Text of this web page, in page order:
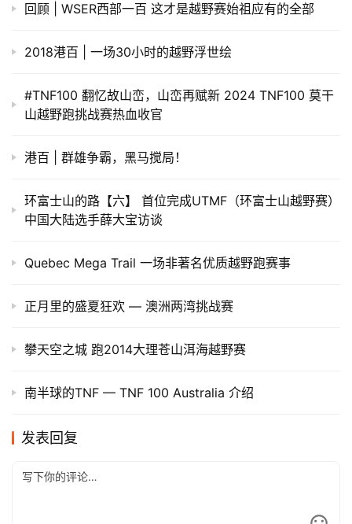
回顾 | WSER西部一百 这才是越野赛始祖应有的全部
2018港百 | 一场30小时的越野浮世绘
#TNF100 翻忆故山峦，山峦再赋新 2024 TNF100 莫干
山越野跑挑战赛热血收官
港百 | 群雄争霸，黑马搅局！
环富士山的路【六】 首位完成UTMF（环富士山越野赛）
中国大陆选手薛大宝访谈
Quebec Mega Trail 一场非著名优质越野跑赛事
正月里的盛夏狂欢 — 澳洲两湾挑战赛
攀天空之城 跑2014大理苍山洱海越野赛
南半球的TNF — TNF 100 Australia 介绍
发表回复